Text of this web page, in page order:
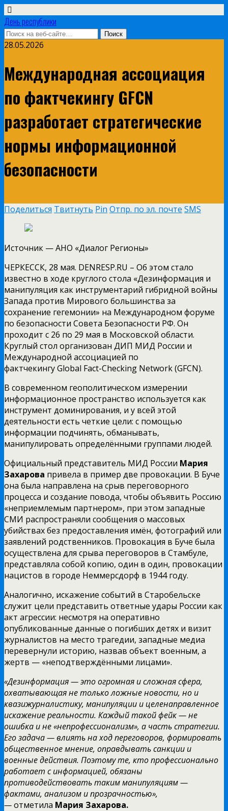
День республики
28.05.2026
Международная ассоциация
по фактчекингу GFCN
разработает стратегические
нормы информационной
безопасности
Поделиться Твитнуть Pin Отпр. по эл. почте SMS
Источник —АНО «Диалог Регионы»
ЧЕРКЕССК, 28 мая. DENRESP.RU – Об этом стало
известно в ходе круглого стола «Дезинформация и
манипуляция как инструментарий гибридной войны
Запада против Мирового большинства за
сохранение гегемонии» на Международном форуме
по безопасности Совета Безопасности РФ. Он
проходит с 26 по 29 мая в Московской области.
Круглый стол организован ДИП МИД России и
Международной ассоциацией по
фактчекингу Global Fact-Checking Network (GFCN).
В современном геополитическом измерении
информационное пространство используется как
инструмент доминирования, и у всей этой
деятельности есть четкие цели: с помощью
информации подчинять, обманывать,
манипулировать определёнными группами людей.
Официальный представитель МИД России Мария
Захарова привела в пример две провокации. В Буче
она была направлена на срыв переговорного
процесса и создание повода, чтобы объявить Россию
«неприемлемым партнером», при этом западные
СМИ распространяли сообщения о массовых
убийствах без предоставления имён, фотографий или
заявлений родственников. Провокация в Буче была
осуществлена для срыва переговоров в Стамбуле,
представляла собой копию, один в один, провокации
нацистов в городе Неммерсдорф в 1944 году.
Аналогично, искажение событий в Старобельске
служит цели представить ответные удары России как
акт агрессии: несмотря на оперативно
опубликованные данные о погибших детях и визит
журналистов на место трагедии, западные медиа
перевернули историю, назвав объект военным, а
жертв — «неподтверждёнными лицами».
«Дезинформация — это огромная и сложная сфера,
охватывающая не только ложные новости, но и
квазижурналистику, манипуляции и целенаправленное
искажение реальности. Каждый такой фейк — не
ошибка и не «непрофессионализм», а часть стратегии.
Его задача — влиять на ход переговоров, формировать
общественное мнение, оправдывать санкции и
военные действия. Поэтому те, кто профессионально
работает с информацией, обязаны
противодействовать таким манипуляциям —
фактами, анализом и прозрачностью»,
—отметила Мария Захарова.